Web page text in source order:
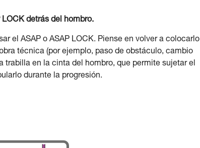
detrás del hombro.
el ASAP o ASAP LOCK. Piense en volver a colocarlo
técnica (por ejemplo, paso de obstáculo, cambio
trabilla en la cinta del hombro, que permite sujetar el
durante la progresión.